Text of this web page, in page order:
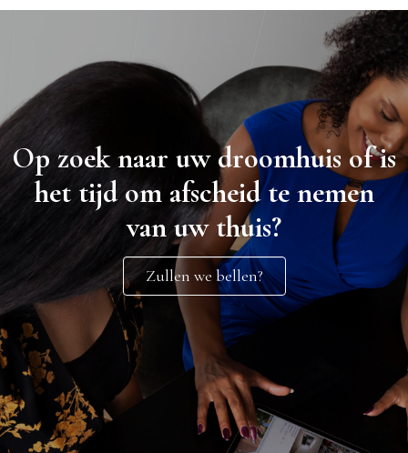
Op zoek naar uw droomhuis of is
het tijd om afscheid te nemen
van uw thuis?
Zullen we bellen?